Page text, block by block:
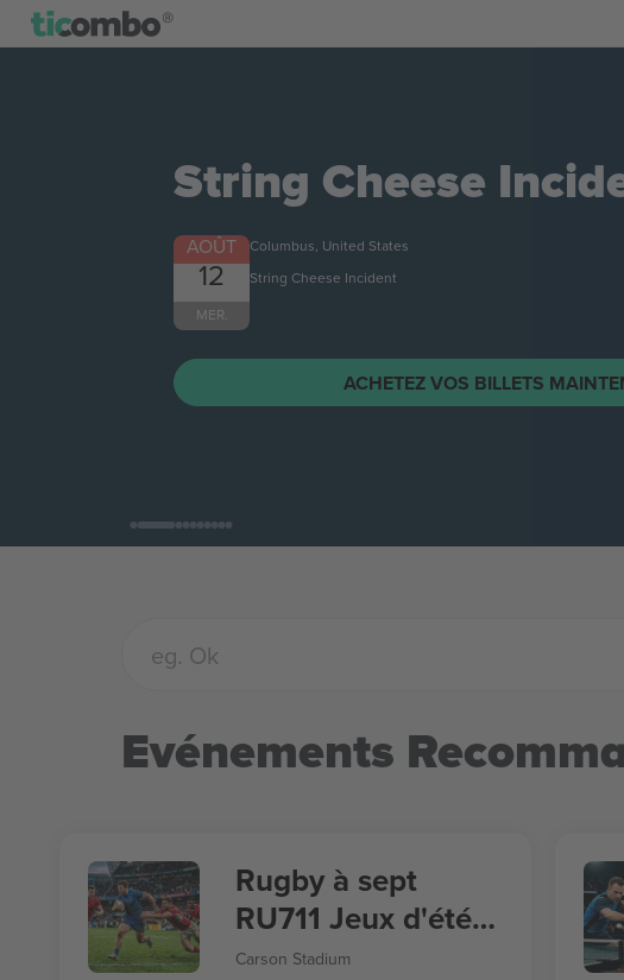
String Cheese
AOÛT
12
MER.
Columbus, United States
String Cheese Incident
ACHETEZ VOS BILLETS
Evénements
Rugby à sept
RU711 Jeux d'été
2028
Carson Stadium